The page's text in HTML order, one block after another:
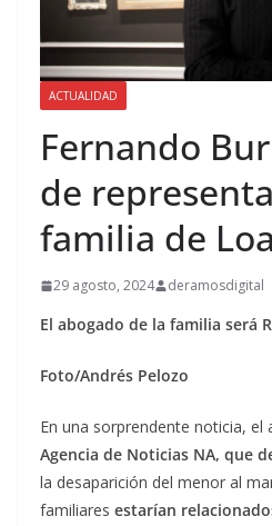
ACTUALIDAD
Fernando
de
familia de
29 agosto, 2024 deramosdigital
El abogado de la familia será
Foto/Andrés Pelozo
En una sorprendente noticia, el
Agencia de Noticias NA, que
la desaparición del menor al
familiares estarían